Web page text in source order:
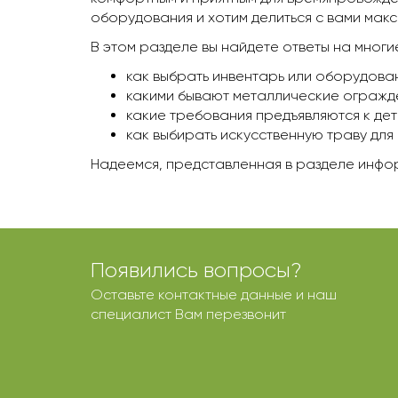
оборудования и хотим делиться с вами
В этом разделе вы найдете ответы на
как выбрать инвентарь или
какими бывают металлические
какие требования предъявляются к
как выбирать искусственную траву
Надеемся, представленная в разделе
Появились вопросы?
Оставьте контактные данные и наш
специалист Вам перезвонит